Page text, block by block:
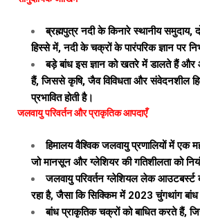
ब्रह्मपुत्र नदी के किनारे स्थानीय समुदाय,
हिस्से में, नदी के चक्रों के पारंपरिक ज्ञान पर
बड़े बांध इस ज्ञान को खतरे में डालते हैं और
हैं, जिससे कृषि, जैव विविधता और संवेदनशील
प्रभावित होती है।
जलवायु परिवर्तन और प्राकृतिक आपदाएँ
हिमालय वैश्विक जलवायु प्रणालियों में एक
जो मानसून और ग्लेशियर की गतिशीलता को
जलवायु परिवर्तन ग्लेशियल लेक आउटबर्स्ट
रहा है, जैसा कि सिक्किम में 2023 चुंगथांग
बांध प्राकृतिक चक्रों को बाधित करते हैं,